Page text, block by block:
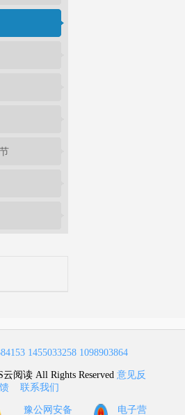
1455033258 1098903864
阅读 All Rights Reserved 意见反
馈
联系我们
豫公网安备
电子营